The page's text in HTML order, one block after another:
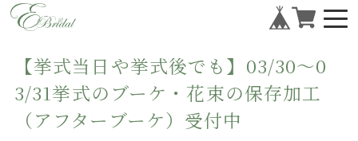
【挙式当日や挙式後でも】03/30～0
3/31挙式のブーケ・花束の保存加工
（アフターブーケ）受付中